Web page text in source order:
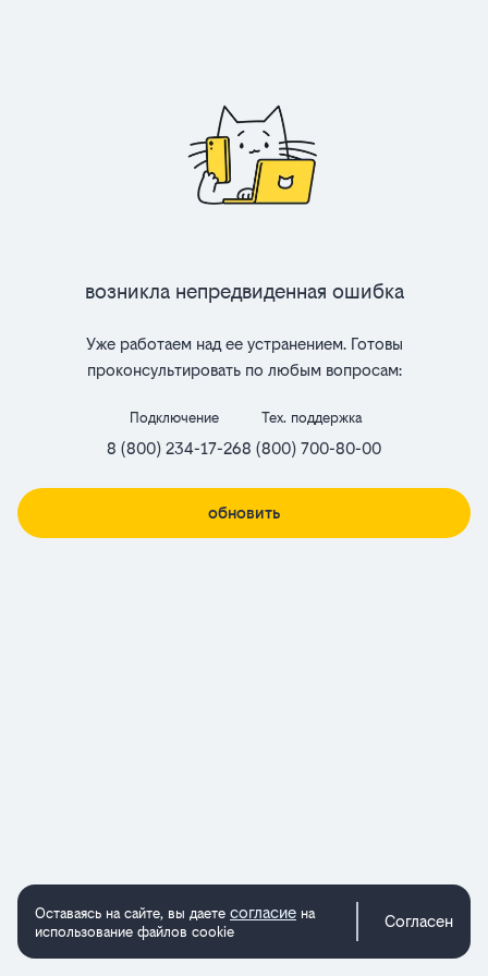
Возникла непредвиденная ошибка
Уже работаем над ее устранением. Готовы
проконсультировать по любым вопросам:
Подключение
8 (800) 234-17-26
Тех. поддержка
8 (800) 700-80-00
обновить
Оставаясь на сайте, вы даете согласие на
использование файлов cookie
Согласен